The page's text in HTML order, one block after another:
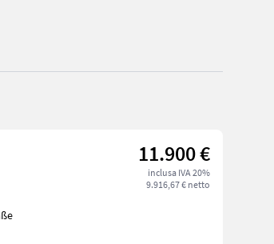
11.900 €
inclusa IVA 20%
9.916,67 € netto